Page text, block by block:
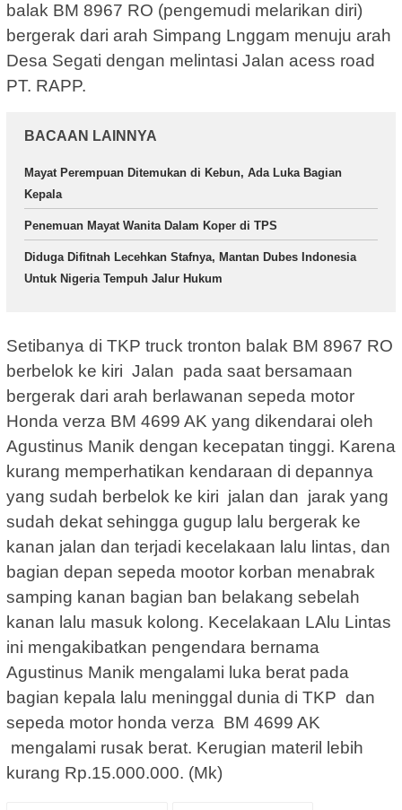
balak BM 8967 RO (pengemudi melarikan diri)
bergerak dari arah Simpang Lnggam menuju arah
Desa Segati dengan melintasi Jalan acess road
PT. RAPP.
BACAAN LAINNYA
Mayat Perempuan Ditemukan di Kebun, Ada Luka Bagian
Kepala
Penemuan Mayat Wanita Dalam Koper di TPS
Diduga Difitnah Lecehkan Stafnya, Mantan Dubes Indonesia
Untuk Nigeria Tempuh Jalur Hukum
Setibanya di TKP truck tronton balak BM 8967 RO
berbelok ke kiri Jalan pada saat bersamaan
bergerak dari arah berlawanan sepeda motor
Honda verza BM 4699 AK yang dikendarai oleh
Agustinus Manik dengan kecepatan tinggi. Karena
kurang memperhatikan kendaraan di depannya
yang sudah berbelok ke kiri jalan dan jarak yang
sudah dekat sehingga gugup lalu bergerak ke
kanan jalan dan terjadi kecelakaan lalu lintas, dan
bagian depan sepeda mootor korban menabrak
samping kanan bagian ban belakang sebelah
kanan lalu masuk kolong. Kecelakaan LAlu Lintas
ini mengakibatkan pengendara bernama
Agustinus Manik mengalami luka berat pada
bagian kepala lalu meninggal dunia di TKP dan
sepeda motor honda verza BM 4699 AK
mengalami rusak berat. Kerugian materil lebih
kurang Rp.15.000.000. (Mk)